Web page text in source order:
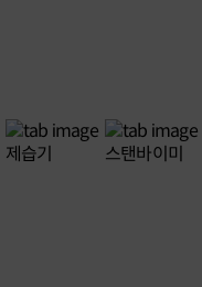
제습기 스탠바이미